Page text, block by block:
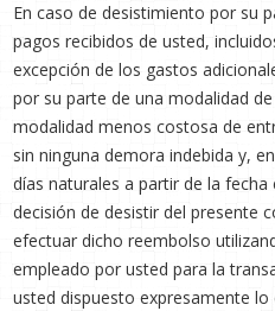
En caso de desistimiento por su
pagos recibidos de usted,
excepción de los gastos
por su parte de una modalidad
modalidad menos costosa de
sin ninguna demora indebida y,
días naturales a partir de la
decisión de desistir del presente
efectuar dicho reembolso
empleado por usted para la
usted dispuesto expresamente